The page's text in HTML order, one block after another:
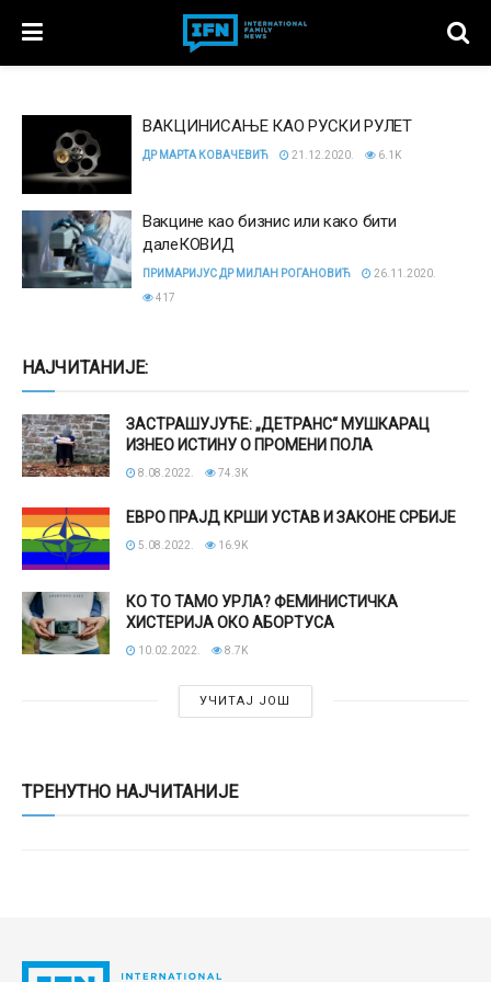
ВАКЦИНИСАЊЕ КАО РУСКИ РУЛЕТ
ДР МАРТА КОВАЧЕВИЋ 21.12.2020. 6.1K
Вакцине као бизнис или како бити
далеКОВИД
ПРИМАРИЈУС ДР МИЛАН РОГАНОВИЋ
26.11.2020.
417
НАЈЧИТАНИЈЕ:
ЗАСТРАШУЈУЋЕ: „ДЕТРАНС“ МУШКАРАЦ
ИЗНЕО ИСТИНУ О ПРОМЕНИ ПОЛА
8.08.2022. 74.3K
ЕВРО ПРАЈД КРШИ УСТАВ И ЗАКОНЕ СРБИЈЕ
5.08.2022. 16.9K
КО ТО ТАМО УРЛА? ФЕМИНИСТИЧКА
ХИСТЕРИЈА ОКО АБОРТУСА
10.02.2022. 8.7K
УЧИТАЈ ЈОШ
ТРЕНУТНО НАЈЧИТАНИЈЕ